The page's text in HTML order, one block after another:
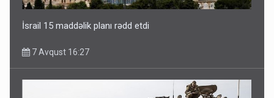
İsrail 15 maddəlik planı rədd etdi
7 Avqust 16:27